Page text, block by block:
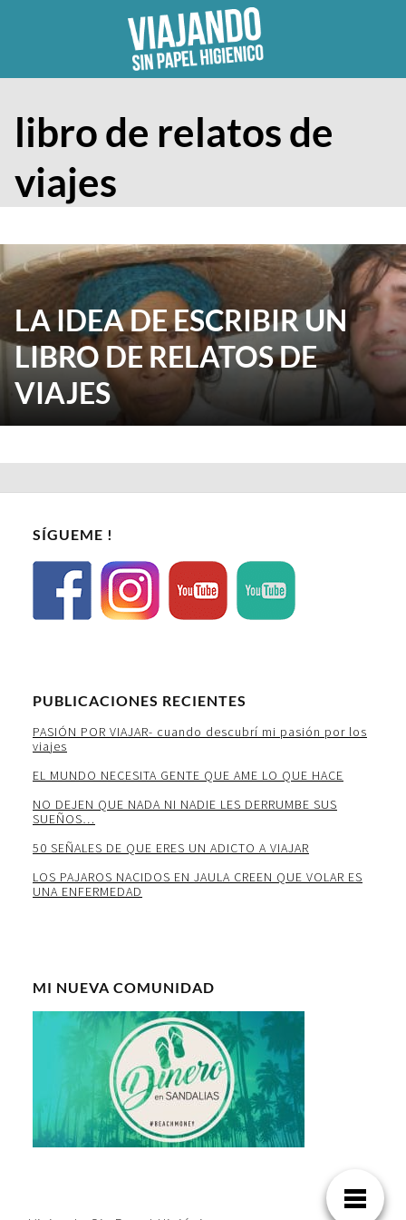
libro de relatos de
viajes
LA IDEA DE ESCRIBIR UN
LIBRO DE RELATOS DE
VIAJES
SÍGUEME !
PUBLICACIONES RECIENTES
PASIÓN POR VIAJAR- cuando descubrí mi pasión por los
viajes
EL MUNDO NECESITA GENTE QUE AME LO QUE HACE
NO DEJEN QUE NADA NI NADIE LES DERRUMBE SUS
SUEÑOS…
50 SEÑALES DE QUE ERES UN ADICTO A VIAJAR
LOS PAJAROS NACIDOS EN JAULA CREEN QUE VOLAR ES
UNA ENFERMEDAD
MI NUEVA COMUNIDAD